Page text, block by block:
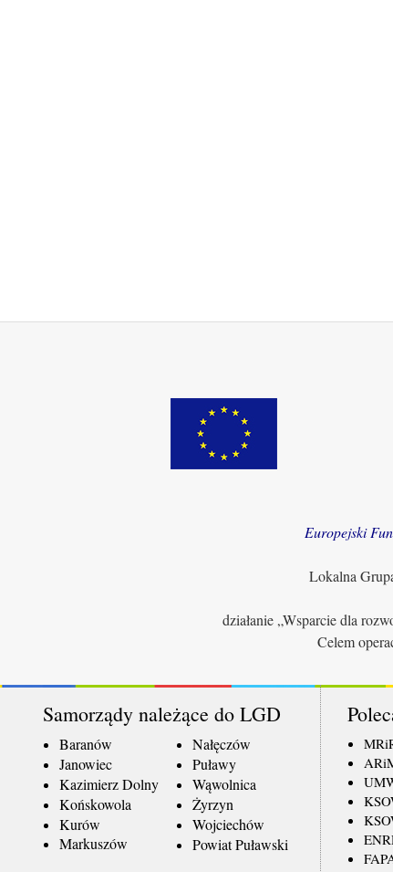
Europejski
Lokalna
działanie „Wsparcie dla
Celem
Samorządy należące do LGD
Baranów
Janowiec
Kazimierz Dolny
Końskowola
Kurów
Markuszów
Nałęczów
Puławy
Wąwolnica
Żyrzyn
Wojciechów
Powiat Puławski